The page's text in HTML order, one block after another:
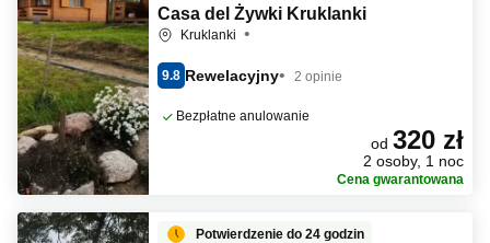
Casa del Żywki Kruklanki
Kruklanki
9.8 Rewelacyjny 2 opinie
Bezpłatne anulowanie
od 320 zł
2 osoby, 1 noc
Cena gwarantowana
Potwierdzenie do 24 godzin